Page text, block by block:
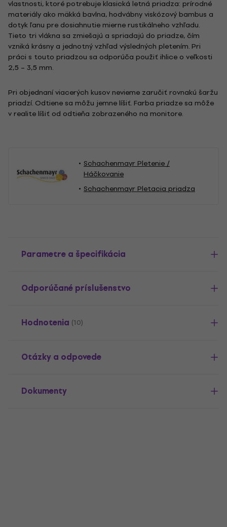
vlastnosti, ktoré potrebuje klasická letná priadza: prírodné
materiály ako mäkká bavlna, hodvábny viskózový bambus a
dotyk ľanu pre dosiahnutie mierne rustikálneho vzhľadu.
Tieto tri vlákna sa zmiešajú a spriadajú do priadze, čím
vzniká krásny a jednotný vzhľad výsledných pletením. Pri
práci s touto priadzou sa odporúča použiť ihlice o veľkosti
2,5 – 3,5 mm.
Pri objednaní viacerých kusov nevieme zaručiť rovnakú šaržu
priadzí. Odtiene sa môžu jemne líšiť. Farba priadze sa môže
v realite líšiť od odtieňa zobrazeného na monitore.
Schachenmayr Pletenie /
Háčkovanie
Schachenmayr Pletacia priadza
Parametre a špecifikácia
Odporúčané príslušenstvo
Hodnotenia (10)
Otázky a odpovede
Dokumenty